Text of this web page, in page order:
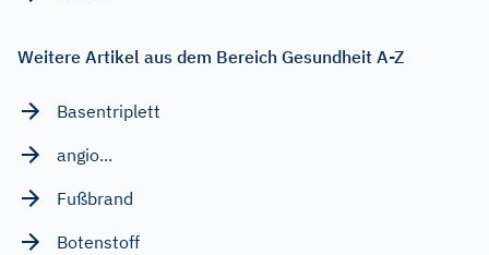
Weitere Artikel aus dem Bereich Gesundheit A-Z
Basentriplett
angio...
Fußbrand
Botenstoff